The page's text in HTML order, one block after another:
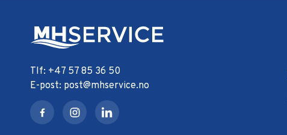
+47 57 85 36 50
post@mhservice.no